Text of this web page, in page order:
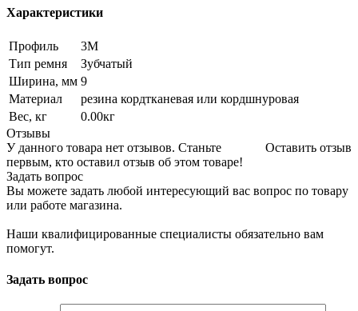
Характеристики
Профиль
3М
Тип ремня
Зубчатый
Ширина, мм 9
Материал
резина кордтканевая или кордшнуровая
Вес, кг
0.00кг
Отзывы
Оставить отзыв
У данного товара нет отзывов. Станьте
первым, кто оставил отзыв об этом товаре!
Задать вопрос
Вы можете задать любой интересующий вас вопрос по товару
или работе магазина.
Наши квалифицированные специалисты обязательно вам
помогут.
Задать вопрос